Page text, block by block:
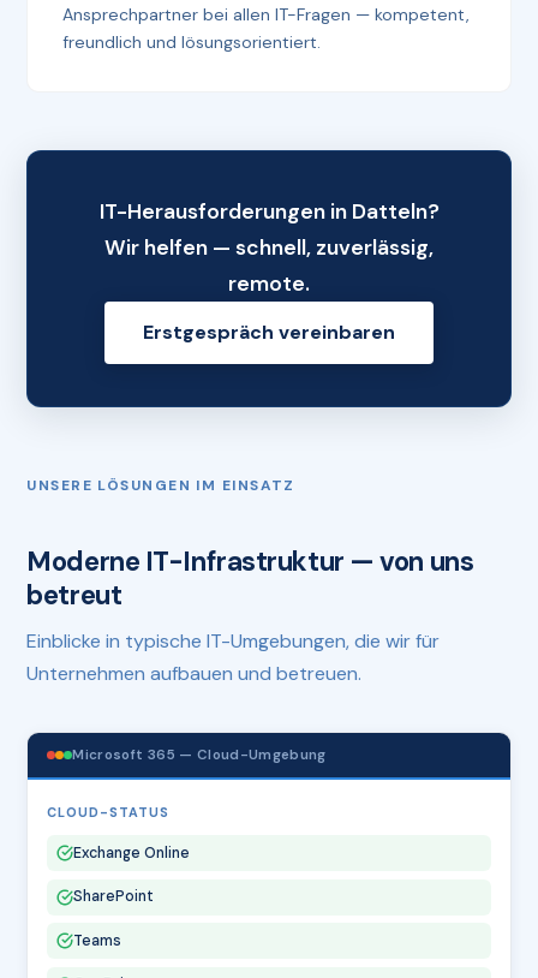
Ansprechpartner bei allen IT-Fragen — kompetent,
freundlich und lösungsorientiert.
IT-Herausforderungen in Datteln?
Wir helfen — schnell, zuverlässig,
remote.
Erstgespräch vereinbaren
UNSERE LÖSUNGEN IM EINSATZ
Moderne IT-Infrastruktur — von uns
betreut
Einblicke in typische IT-Umgebungen, die wir für
Unternehmen aufbauen und betreuen.
Microsoft 365 — Cloud-Umgebung
CLOUD-STATUS
Exchange Online
SharePoint
Teams